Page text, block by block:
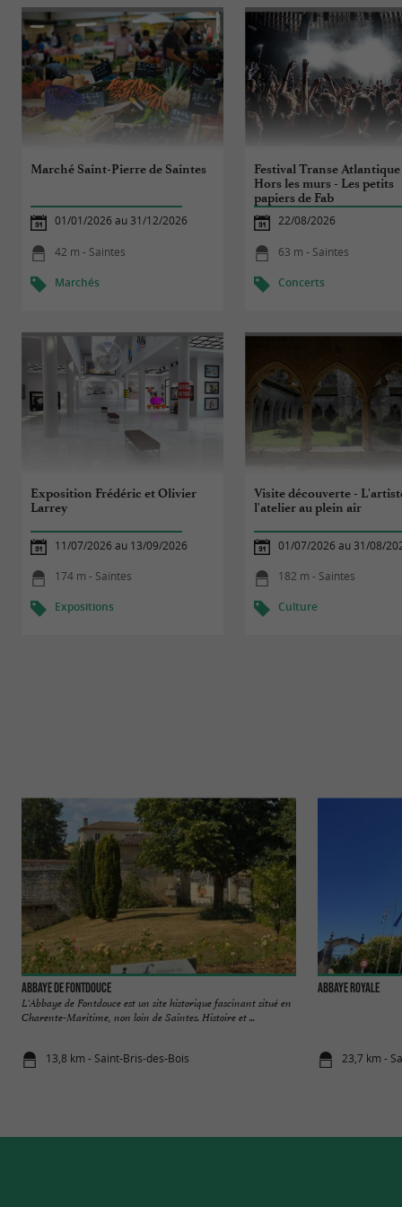
Marché Saint-Pierre de Saintes
01/01/2026 au 31/12/2026
42 m - Saintes
Marchés
Festival Transe Atlantique
Hors les murs - Les petits
papiers de Fab
22/08/2026
63 m - Saintes
Concerts
Exposition Frédéric et Olivier
Larrey
11/07/2026 au 13/09/2026
174 m - Saintes
Expositions
Visite découverte -
l'atelier au plein air
01/07/2026 au 31/08/
182 m - Saintes
Culture
Abbaye de Fontdouce
L'Abbaye de Fontdouce est un site historique fascinant situé en
Charente-Maritime, non loin de Saintes. Histoire et ...
13,8 km - Saint-Bris-des-Bois
Abbaye Royale
23,7 km -